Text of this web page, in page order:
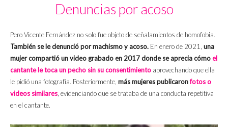
Denuncias por acoso
Pero Vicente Fernández no solo fue objeto de señalamientos de homofobia.
También se le denunció por machismo y acoso. En enero de 2021, una
mujer compartió un video grabado en 2017 donde se aprecia cómoel
cantante le toca un pecho sin su consentimiento aprovechando que ella
le pidió una fotografía. Posteriormente, más mujeres publicaronfotos o
videos similares, evidenciando que se trataba de una conducta repetitiva
en el cantante.